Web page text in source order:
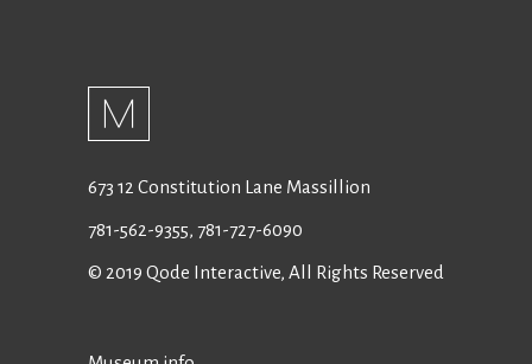
673 12 Constitution Lane Massillion
781-562-9355, 781-727-6090
© 2019 Qode Interactive, All Rights Reserved